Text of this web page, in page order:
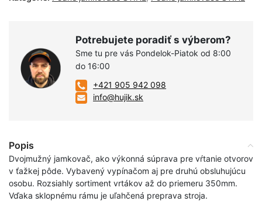
Potrebujete poradiť s výberom?
Sme tu pre vás Pondelok-Piatok od 8:00
do 16:00
+421 905 942 098
info@hujik.sk
Popis
Dvojmužný jamkovač, ako výkonná súprava pre vŕtanie otvorov
v ťažkej pôde. Vybavený vypínačom aj pre druhú obsluhujúcu
osobu. Rozsiahly sortiment vrtákov až do priemeru 350mm.
Vďaka sklopnému rámu je uľahčená preprava stroja.